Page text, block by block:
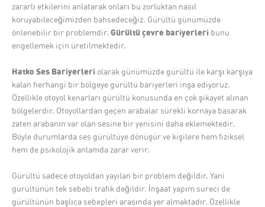
zararlı etkilerini anlatarak onları bu zorluktan nasıl
koruyabileceğimizden bahsedeceğiz. Gürültü günümüzde
önlenebilir bir problemdir. Gürültü çevre bariyerleri bunu
engellemek için üretilmektedir.
Hatko Ses Bariyerleri olarak günümüzde gürültü ile karşı karşıya
kalan herhangi bir bölgeye gürültü bariyerleri inşa ediyoruz.
Özellikle otoyol kenarları gürültü konusunda en çok şikayet alınan
bölgelerdir. Otoyollardan geçen arabalar sürekli kornaya basarak
zaten arabanın var olan sesine bir yenisini daha eklemektedir.
Böyle durumlarda ses gürültüye dönüşür ve kişilere hem fiziksel
hem de psikolojik anlamda zarar verir.
Gürültü sadece otoyoldan yayılan bir problem değildir. Yani
gürültünün tek sebebi trafik değildir. İnşaat yapım süreci de
gürültünün başlıca sebepleri arasında yer almaktadır. Özellikle